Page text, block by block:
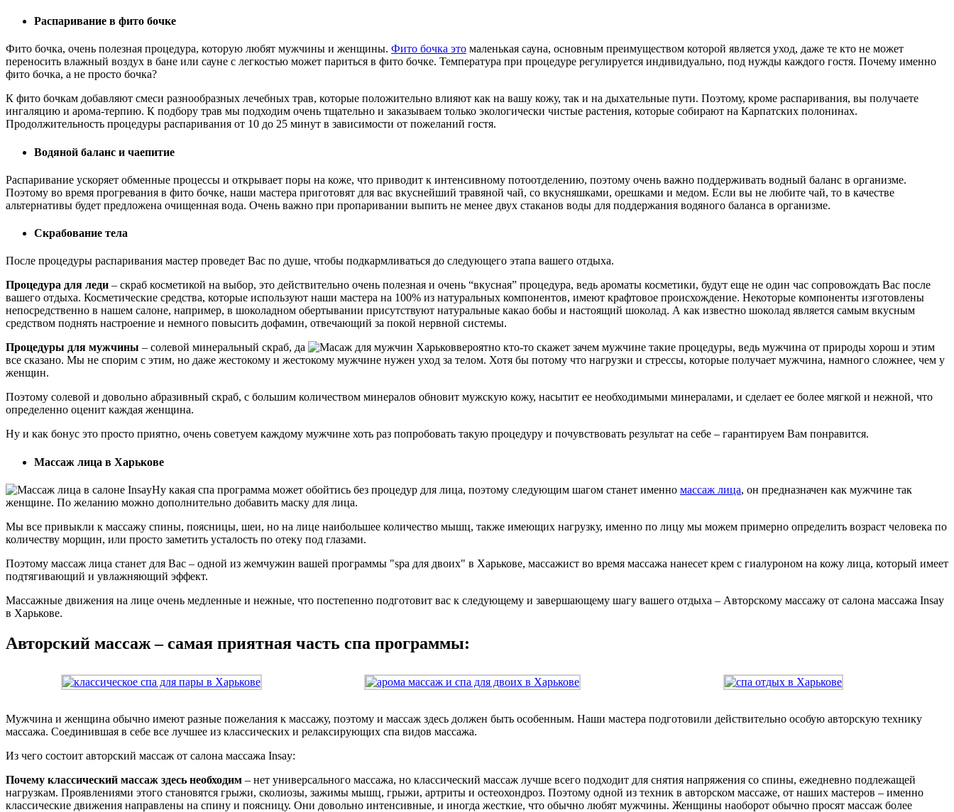
Распаривание в фито бочке
Фито бочка, очень полезная процедура, которую любят мужчины и женщины. Фито бочка это маленькая сауна, основным преимуществом которой является уход, даже те кто не может
переносить влажный воздух в бане или сауне с легкостью может париться в фито бочке. Температура при процедуре регулируется индивидуально, под нужды каждого гостя. Почему именно
фито бочка, а не просто бочка?
К фито бочкам добавляют смеси разнообразных лечебных трав, которые положительно влияют как на вашу кожу, так и на дыхательные пути. Поэтому, кроме распаривания, вы получаете
ингаляцию и арома-терпию. К подбору трав мы подходим очень тщательно и заказываем только экологически чистые растения, которые собирают на Карпатских полонинах.
Продолжительность процедуры распаривания от 10 до 25 минут в зависимости от пожеланий гостя.
Водяной баланс и чаепитие
Распаривание ускоряет обменные процессы и открывает поры на коже, что приводит к интенсивному потоотделению, поэтому очень важно поддерживать водный баланс в организме.
Поэтому во время прогревания в фито бочке, наши мастера приготовят для вас вкуснейший травяной чай, со вкусняшками, орешками и медом. Если вы не любите чай, то в качестве
альтернативы будет предложена очищенная вода. Очень важно при пропаривании выпить не менее двух стаканов воды для поддержания водяного баланса в организме.
Скрабование тела
После процедуры распаривания мастер проведет Вас по душе, чтобы подкармливаться до следующего этапа вашего отдыха.
Процедура для леди – скраб косметикой на выбор, это действительно очень полезная и очень “вкусная” процедура, ведь ароматы косметики, будут еще не один час сопровождать Вас после
вашего отдыха. Косметические средства, которые используют наши мастера на 100% из натуральных компонентов, имеют крафтовое происхождение. Некоторые компоненты изготовлены
непосредственно в нашем салоне, например, в шоколадном обертывании присутствуют натуральные какао бобы и настоящий шоколад. А как известно шоколад является самым вкусным
средством поднять настроение и немного повысить дофамин, отвечающий за покой нервной системы.
Процедуры для мужчины – солевой минеральный скраб, да
вероятно кто-то скажет зачем мужчине такие процедуры, ведь мужчина от природы хорош и этим
все сказано. Мы не спорим с этим, но даже жестокому и жестокому мужчине нужен уход за телом. Хотя бы потому что нагрузки и стрессы, которые получает мужчина, намного сложнее, чем у
женщин.
Поэтому солевой и довольно абразивный скраб, с большим количеством минералов обновит мужскую кожу, насытит ее необходимыми минералами, и сделает ее более мягкой и нежной, что
определенно оценит каждая женщина.
Ну и как бонус это просто приятно, очень советуем каждому мужчине хоть раз попробовать такую процедуру и почувствовать результат на себе – гарантируем Вам понравится.
Массаж лица в Харькове
Ну какая спа программа может обойтись без процедур для лица, поэтому следующим шагом станет именно массаж лица, он предназначен как мужчине так
женщине. По желанию можно дополнительно добавить маску для лица.
Мы все привыкли к массажу спины, поясницы, шеи, но на лице наибольшее количество мышц, также имеющих нагрузку, именно по лицу мы можем примерно определить возраст человека по
количеству морщин, или просто заметить усталость по отеку под глазами.
Поэтому массаж лица станет для Вас – одной из жемчужин вашей программы "spа для двоих" в Харькове, массажист во время массажа нанесет крем с гиалуроном на кожу лица, который имеет
подтягивающий и увлажняющий эффект.
Массажные движения на лице очень медленные и нежные, что постепенно подготовит вас к следующему и завершающему шагу вашего отдыха – Авторскому массажу от салона массажа Insay
в Харькове.
Авторский массаж – самая приятная часть спа программы:
Мужчина и женщина обычно имеют разные пожелания к массажу, поэтому и массаж здесь должен быть особенным. Наши мастера подготовили действительно особую авторскую технику
массажа. Соединившая в себе все лучшее из классических и релаксирующих спа видов массажа.
Из чего состоит авторский массаж от салона массажа Insay:
Почему классический массаж здесь необходим – нет универсального массажа, но классический массаж лучше всего подходит для снятия напряжения со спины, ежедневно подлежащей
нагрузкам. Проявлениями этого становятся грыжи, сколиозы, зажимы мышц, грыжи, артриты и остеохондроз. Поэтому одной из техник в авторском массаже, от наших мастеров – именно
классические движения направлены на спину и поясницу. Они довольно интенсивные, и иногда жесткие, что обычно любят мужчины. Женщины наоборот обычно просят массаж более